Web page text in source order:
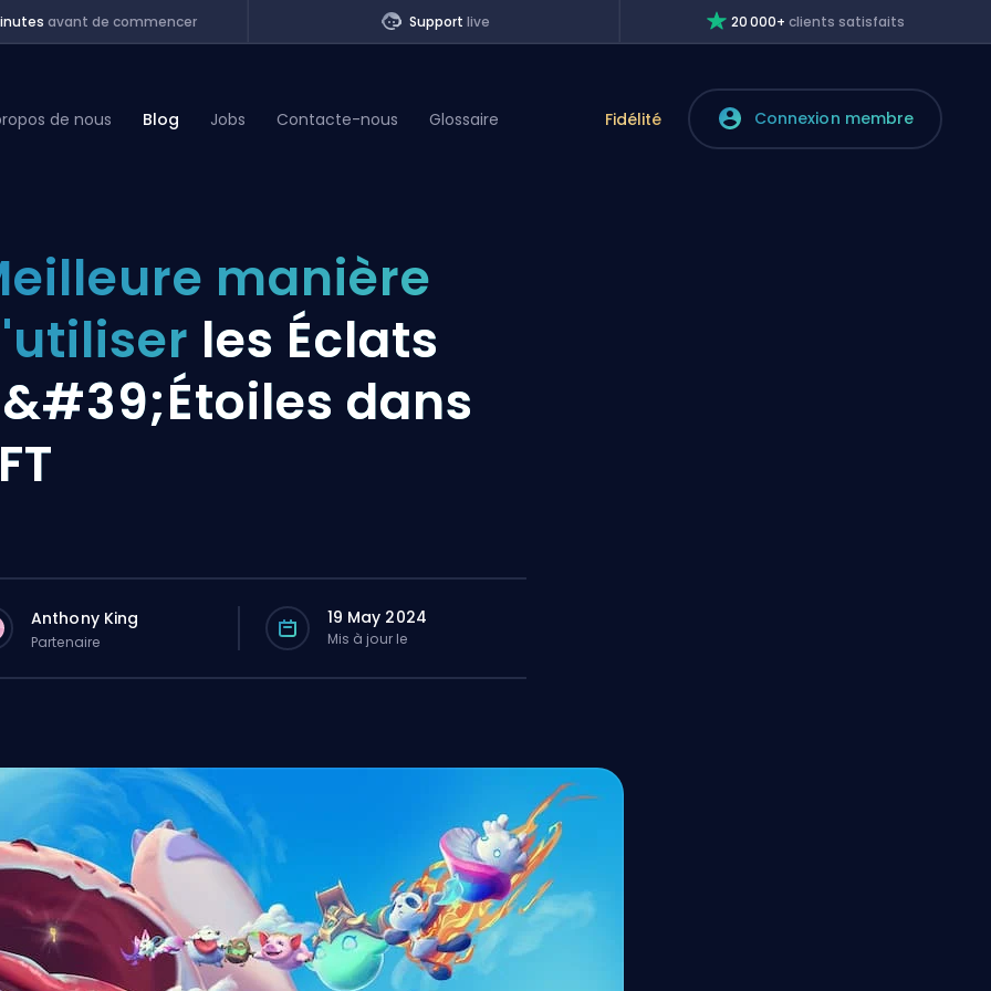
avant de commencer Support live 20 000+clients satisfaits
de nous Blog Jobs Contacte-nous Glossaire Fidélité Connexion membre
manière
les Éclats
dans
Anthony King
Partenaire
19 May 2024
Mis à jour le